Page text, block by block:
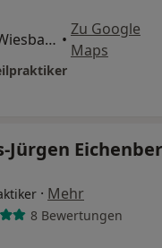
Kreuzberger Ring 7 e, Wiesbaden •
Zu Google
Maps
Jürgen
· Mehr
8 Bewertungen